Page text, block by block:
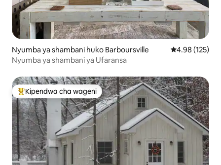
Nyumba ya shambani huko Barboursville Ukadiriaji wa
4.98 (125)
Nyumba ya shambani ya Ufaransa
Kipendwa maarufu cha wageni
Kipendwa cha wageni